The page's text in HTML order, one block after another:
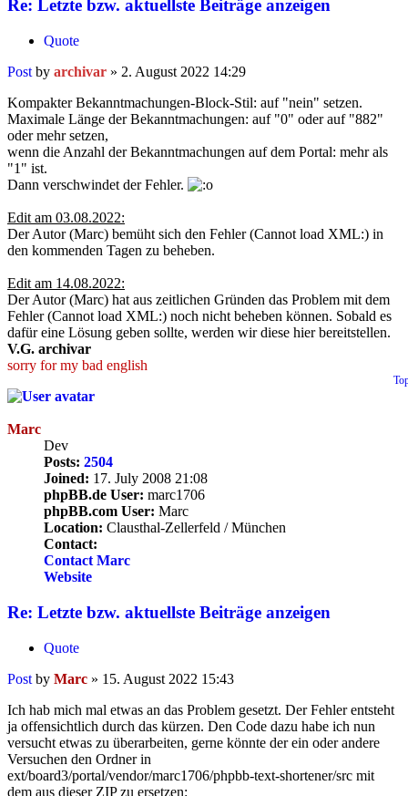
Re: Letzte bzw. aktuellste Beiträge anzeigen
Quote
Post by archivar » 2. August 2022 14:29
Kompakter Bekanntmachungen-Block-Stil: auf "nein" setzen.
Maximale Länge der Bekanntmachungen: auf "0" oder auf "882"
oder mehr setzen,
wenn die Anzahl der Bekanntmachungen auf dem Portal: mehr als
"1" ist.
Dann verschwindet der Fehler.
Edit am 03.08.2022:
Der Autor (Marc) bemüht sich den Fehler (Cannot load XML:) in
den kommenden Tagen zu beheben.
Edit am 14.08.2022:
Der Autor (Marc) hat aus zeitlichen Gründen das Problem mit dem
Fehler (Cannot load XML:) noch nicht beheben können. Sobald es
dafür eine Lösung geben sollte, werden wir diese hier bereitstellen.
V.G. archivar
sorry for my bad english
Marc
Dev
Posts: 2504
Joined: 17. July 2008 21:08
phpBB.de User: marc1706
phpBB.com User: Marc
Location: Clausthal-Zellerfeld / München
Contact:
Contact Marc
Website
Re: Letzte bzw. aktuellste Beiträge anzeigen
Quote
Post by Marc » 15. August 2022 15:43
Ich hab mich mal etwas an das Problem gesetzt. Der Fehler entsteht
ja offensichtlich durch das kürzen. Den Code dazu habe ich nun
versucht etwas zu überarbeiten, gerne könnte der ein oder andere
Versuchen den Ordner in
ext/board3/portal/vendor/marc1706/phpbb-text-shortener/src mit
dem aus dieser ZIP zu ersetzen: